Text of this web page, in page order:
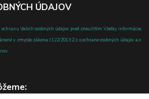
ÚDAJOV
Vašich osobných údajov pred zneužitím. Všetky informácie,
v zmysle zákona č.122/2013 Z.z. o ochrane osobných údajov a o